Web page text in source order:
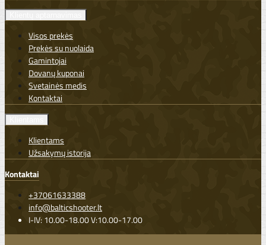
Visos prekės
Prekės su nuolaida
Gamintojai
Dovanų kuponai
Svetainės medis
Kontaktai
Klientams
Užsakymų istorija
Kontaktai
+37061633388
info@balticshooter.lt
I-IV: 10.00-18.00 V:10.00-17.00